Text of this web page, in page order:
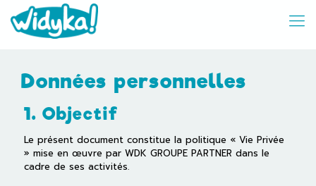
Données personnelles
1. Objectif
Le présent document constitue la politique « Vie Privée
» mise en œuvre par WDK GROUPE PARTNER dans le
cadre de ses activités.